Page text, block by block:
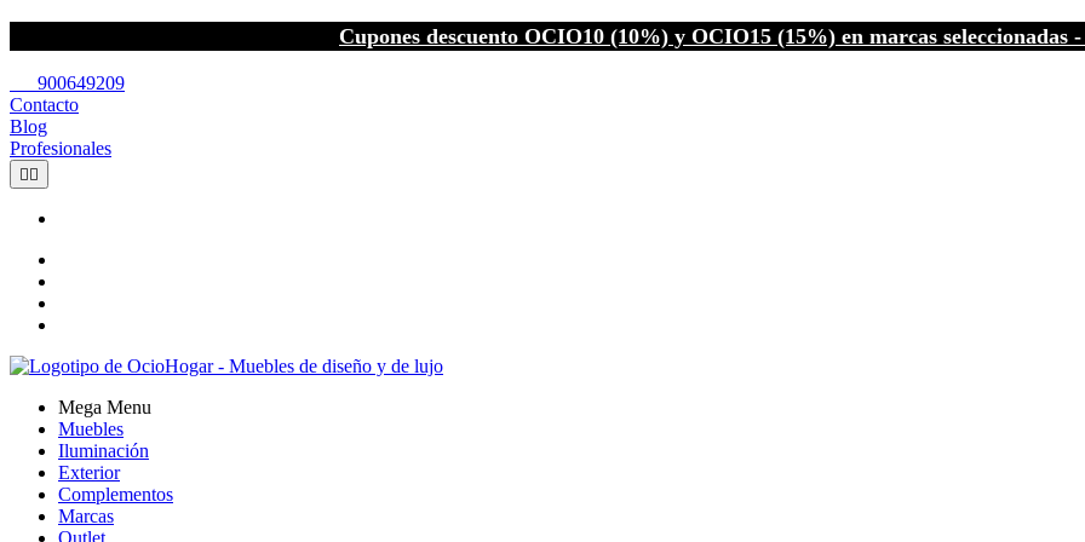
Cupones descuento OCIO10 (10%) y OCIO15 (15%) en marcas seleccionadas
900649209
Contacto
Blog
Profesionales
 
Mega Menu
Muebles
Iluminación
Exterior
Complementos
Marcas
Outlet